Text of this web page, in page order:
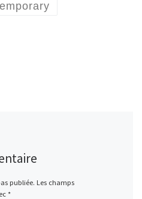
publiée. Les champs
*